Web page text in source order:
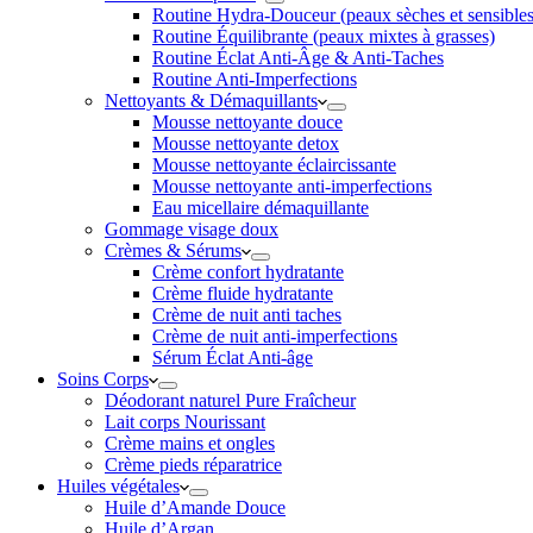
Routine Hydra-Douceur (peaux sèches et
Routine Équilibrante (peaux mixtes à grasses)
Routine Éclat Anti-Âge & Anti-Taches
Routine Anti-Imperfections
Nettoyants & Démaquillants
Mousse nettoyante douce
Mousse nettoyante detox
Mousse nettoyante éclaircissante
Mousse nettoyante anti-imperfections
Eau micellaire démaquillante
Gommage visage doux
Crèmes & Sérums
Crème confort hydratante
Crème fluide hydratante
Crème de nuit anti taches
Crème de nuit anti-imperfections
Sérum Éclat Anti-âge
Soins Corps
Déodorant naturel Pure Fraîcheur
Lait corps Nourissant
Crème mains et ongles
Crème pieds réparatrice
Huiles végétales
Huile d’Amande Douce
Huile d’Argan